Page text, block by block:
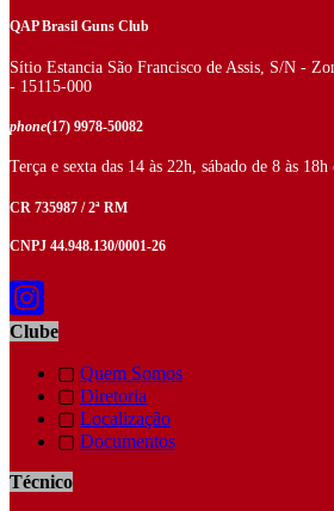
QAP Brasil Guns Club
Sítio Estancia São Francisco de Assis, S/N -
- 15115-000
phone(17) 9978-50082
Terça e sexta das 14 às 22h, sábado de 8 às
CR 735987 / 2ª RM
CNPJ 44.948.130/0001-26
Clube
▢ Quem Somos
▢ Diretoria
▢ Localização
▢ Documentos
Técnico